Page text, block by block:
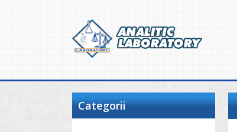
Categorii